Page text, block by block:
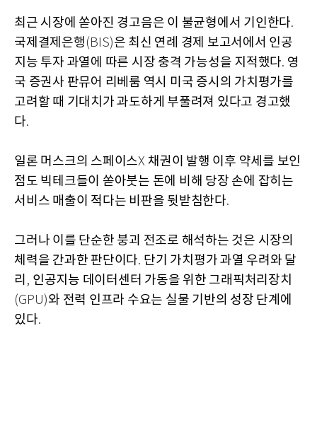
최근 시장에 쏟아진 경고음은 이 불균형에서 기인한다.
국제결제은행 (BIS)은 최신 연례 경제 보고서에서 인공
지능 투자 과열에 따른 시장 충격 가능성을 지적했다. 영
국 증권사 판뮤어 리베룸 역시 미국 증시의 가치평가를
고려할 때 기대치가 과도하게 부풀려져 있다고 경고했
다.
일론 머스크의 스페이스X 채권이 발행 이후 약세를 보인
점도 빅테크들이 쏟아붓는 돈에 비해 당장 손에 잡히는
서비스 매출이 적다는 비판을 뒷받침한다.
그러나 이를 단순한 붕괴 전조로 해석하는 것은 시장의
체력을 간과한 판단이다. 단기 가치평가 과열 우려와 달
리 , 인공지능 데이터센터 가동을 위한 그래픽처리장치
(GPU)와 전력 인프라 수요는 실물 기반의 성장 단계에
있다.